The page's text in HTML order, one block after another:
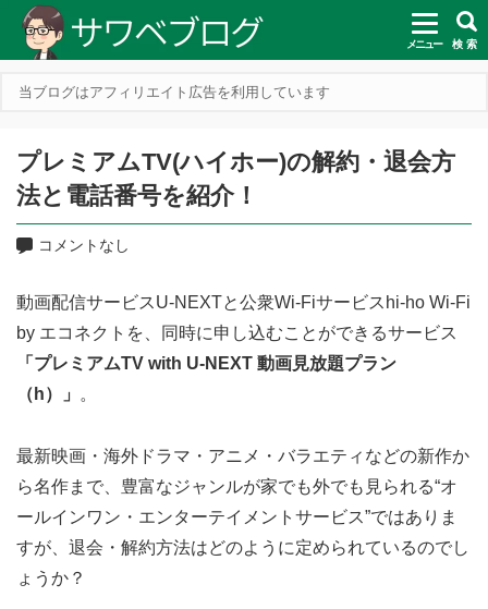
メニュー 検 索
当ブログはアフィリエイト広告を利用しています
プレミアムTV(ハイホー)の解約・退会方
法と電話番号を紹介！
コメントなし
動画配信サービスU-NEXTと公衆Wi-Fiサービスhi-ho Wi-Fi
by エコネクトを、同時に申し込むことができるサービス
「プレミアムTV with U-NEXT 動画見放題プラン
（h）」
。
最新映画・海外ドラマ・アニメ・バラエティなどの新作か
ら名作まで、豊富なジャンルが家でも外でも見られる“オ
ールインワン・エンターテイメントサービス”ではありま
すが、退会・解約方法はどのように定められているのでし
ょうか？